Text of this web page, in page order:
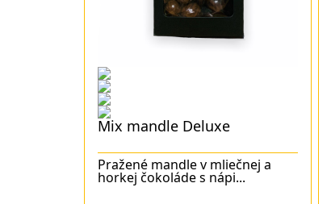
Mix mandle Deluxe
Pražené mandle v mliečnej a
horkej čokoláde s nápi...